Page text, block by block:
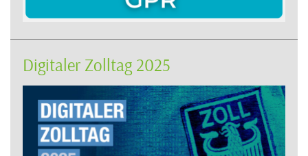
Digitaler Zolltag 2025